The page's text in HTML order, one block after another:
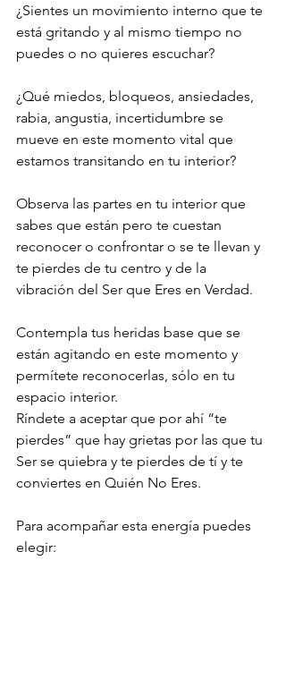
¿Sientes un movimiento interno que te
está gritando y al mismo tiempo no
puedes o no quieres escuchar?
¿Qué miedos, bloqueos, ansiedades,
rabia, angustia, incertidumbre se
mueve en este momento vital que
estamos transitando en tu interior?
Observa las partes en tu interior que
sabes que están pero te cuestan
reconocer o confrontar o se te llevan y
te pierdes de tu centro y de la
vibración del Ser que Eres en Verdad.
Contempla tus heridas base que se
están agitando en este momento y
permítete reconocerlas, sólo en tu
espacio interior.
Ríndete a aceptar que por ahí “te
pierdes” que hay grietas por las que tu
Ser se quiebra y te pierdes de tí y te
conviertes en Quién No Eres.
Para acompañar esta energía puedes
elegir: